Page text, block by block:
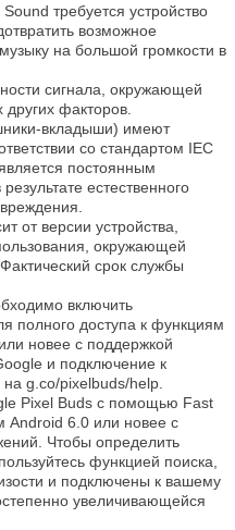
требуется устройство
возможное
на большой громкости в
сигнала, окружающей
факторов.
вкладыши) имеют
со стандартом IEC
постоянным
естественного
от версии устройства,
окружающей
срок службы
включить
полного доступа к функциям
новее с поддержкой
и подключение к
g.co/pixelbuds/help.
Pixel Buds с помощью Fast
Android 6.0 или новее с
Чтобы определить
функцией поиска,
и подключены к вашему
увеличивающейся